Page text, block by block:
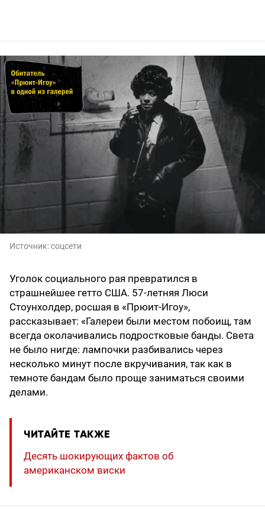
Источник:соцсети
Уголок социального рая превратился в
страшнейшее гетто США. 57-летняя Люси
Стоунхолдер, росшая в «Прюит-Игоу»,
рассказывает: «Галереи были местом побоищ, там
всегда околачивались подростковые банды. Света
не было нигде: лампочки разбивались через
несколько минут после вкручивания, так как в
темноте бандам было проще заниматься своими
делами.
ЧИТАЙТЕ ТАКЖЕ
Десять шокирующих фактов об
американском виски